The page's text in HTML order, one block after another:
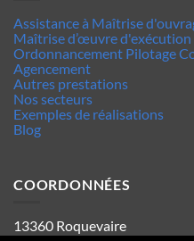
Assistance à Maîtrise
Maîtrise d’œuvre d'exécution
Ordonnancement Pilotage
Agencement
Autres prestations
Nos secteurs
Exemples de réalisations
Blog
COORDONNÉES
13360 Roquevaire